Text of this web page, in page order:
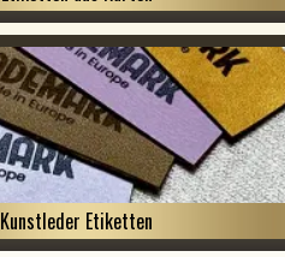
Kunstleder Etiketten